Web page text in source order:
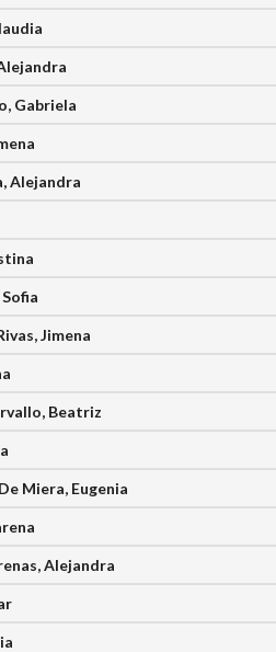
Gabriela
Alejandra
Jimena
Beatriz
Miera, Eugenia
Alejandra